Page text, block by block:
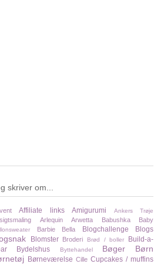
skriver om...
Affiliate links Amigurumi Ankers Trøje
Arlequin Arwetta Babushka Baby
Barbie Bella Blogchallenge Blogs
Blomster Broderi Brød / boller
Build-a-
Bydelshus Byttehandel Bøger
Børn
Børneværelse Cille Cupcakes / muffins